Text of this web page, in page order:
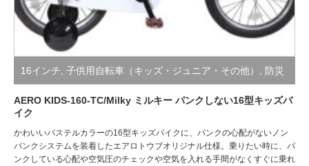
16インチ 子供用自転車（キッズ・ジュニア・その他） 防災
サイクル/絶対にパンクしない自転車
AERO KIDS-160-TC/Milky ミルキー パンクしない16型キッズバ
イク
かわいいパステルカラーの16型キッズバイクに、パンクの心配がないノン
パンクシステムを装着したエアロトウブオリジナル仕様。乗りたい時に、パ
ンクしている心配や空気圧のチェックや空気を入れる手間がなくすぐに乗れ